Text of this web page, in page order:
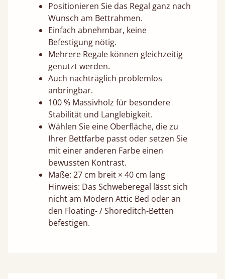
Positionieren Sie das Regal ganz nach
Wunsch am Bettrahmen.
Einfach abnehmbar, keine
Befestigung nötig.
Mehrere Regale können gleichzeitig
genutzt werden.
Auch nachträglich problemlos
anbringbar.
100 % Massivholz für besondere
Stabilität und Langlebigkeit.
Wählen Sie eine Oberfläche, die zu
Ihrer Bettfarbe passt oder setzen Sie
mit einer anderen Farbe einen
bewussten Kontrast.
Maße: 27 cm breit × 40 cm lang
Hinweis: Das Schweberegal lässt sich
nicht am Modern Attic Bed oder an
den Floating- / Shoreditch-Betten
befestigen.